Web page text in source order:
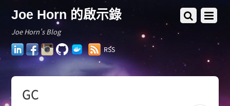
Joe Horn 的啟示錄
Joe Horn's Blog
LinkedInFacebookInstagram
GitHubDocker
Hub
RSS
GC